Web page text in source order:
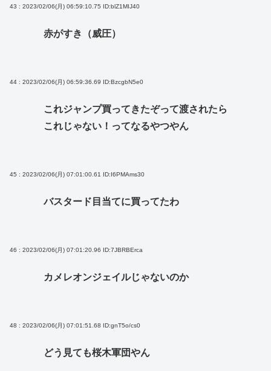
43 : 2023/02/06(月) 06:59:10.75 ID:blZ1MIJ40
赤がすき（威圧）
44 : 2023/02/06(月) 06:59:36.69 ID:BzcgbN5e0
これジャンプ買ってきたぞって渡されたら
これじゃない！ってなるやつやん
45 : 2023/02/06(月) 07:01:00.61 ID:I6PMAms30
バスタード目当てに買ってたわ
46 : 2023/02/06(月) 07:01:20.96 ID:7JBRBErca
カメレオンジェイルじゃないのか
48 : 2023/02/06(月) 07:01:51.68 ID:gnT5o/cs0
どう見ても桜木軍団やん